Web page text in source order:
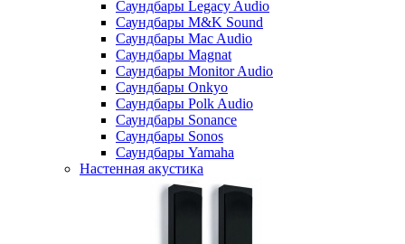
Саундбары Legacy Audio
Саундбары M&K Sound
Саундбары Mac Audio
Саундбары Magnat
Саундбары Monitor Audio
Саундбары Onkyo
Саундбары Polk Audio
Саундбары Sonance
Саундбары Sonos
Саундбары Yamaha
Настенная акустика